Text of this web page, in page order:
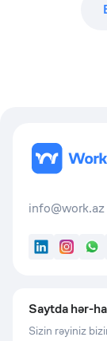
info@work.az
LinkedIn
Saytda hər-
Sizin rəyiniz